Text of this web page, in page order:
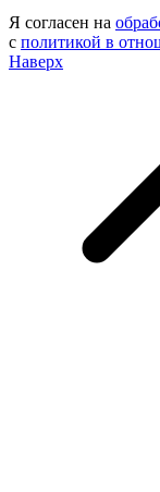
Я согласен на
с политикой в
Наверх